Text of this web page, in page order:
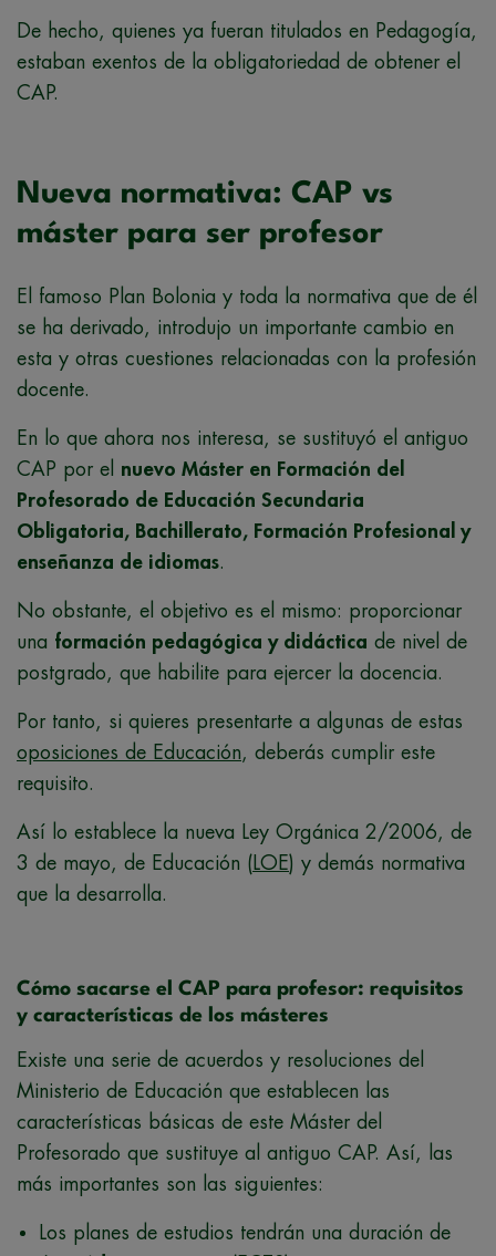
De hecho, quienes ya fueran titulados en Pedagogía,
estaban exentos de la obligatoriedad de obtener el
CAP.
Nueva normativa: CAP vs
máster para ser profesor
El famoso Plan Bolonia y toda la normativa que de él
se ha derivado, introdujo un importante cambio en
esta y otras cuestiones relacionadas con la profesión
docente.
En lo que ahora nos interesa, se sustituyó el antiguo
CAP por el nuevo Máster en Formación del
Profesorado de Educación Secundaria
Obligatoria, Bachillerato, Formación Profesional y
enseñanza de idiomas.
No obstante, el objetivo es el mismo: proporcionar
una formación pedagógica y didáctica de nivel de
postgrado, que habilite para ejercer la docencia.
Por tanto, si quieres presentarte a algunas de estas
oposiciones de Educación, deberás cumplir este
requisito.
Así lo establece la nueva Ley Orgánica 2/2006, de
3 de mayo, de Educación ( LOE) y demás normativa
que la desarrolla.
Cómo sacarse el CAP para profesor: requisitos
y características de los másteres
Existe una serie de acuerdos y resoluciones del
Ministerio de Educación que establecen las
características básicas de este Máster del
Profesorado que sustituye al antiguo CAP. Así, las
más importantes son las siguientes:
Los planes de estudios tendrán una duración de